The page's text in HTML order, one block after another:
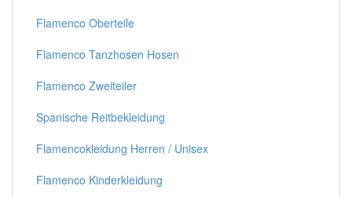
Flamenco Oberteile
Flamenco Tanzhosen Hosen
Flamenco Zweiteiler
Spanische Reitbekleidung
Flamencokleidung Herren / Unisex
Flamenco Kinderkleidung